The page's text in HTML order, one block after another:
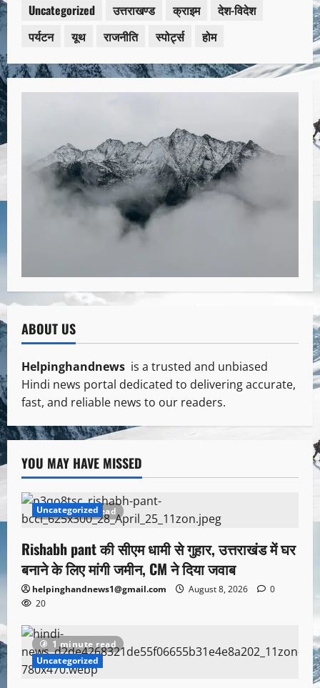
Uncategorized उत्तराखण्ड क्राइम
देश-विदेश
पर्यटन
यूथ राजनीति स्पोर्ट्स होम
ABOUT US
Helpinghandnews is a trusted and unbiased
Hindi news portal dedicated to delivering accurate,
fast, and reliable news to our readers.
YOU MAY HAVE MISSED
1 minute read
Uncategorized
Rishabh pant की सीएम धामी से गुहार, उत्तराखंड में घर
बनाने के लिए मांगी जमीन, CM ने दिया जवाब
helpinghandnews1@gmail.com August 8, 2026
0
20
1 minute read
Uncategorized